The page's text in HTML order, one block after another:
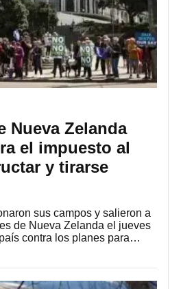
Nueva Zelanda
el impuesto al
y tirarse
sus campos y salieron a
de Nueva Zelanda el jueves
contra los planes para…